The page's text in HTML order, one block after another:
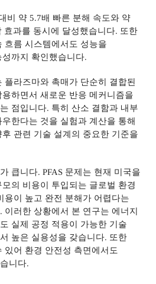
비 약5.7배 빠른 분해 속도와 약
효과를 동시에 달성했습니다. 또한
흐름 시스템에서도 성능을
까지 확인했습니다.
플라즈마와 촉매가 단순히 결합된
하면서 새로운 반응 메커니즘을
점입니다. 특히 산소 결함과 내부
한다는 것을 실험과 계산을 통해
후 관련 기술 설계의 중요한 기준을
큽니다. PFAS 문제는 현재 미국을
의 비용이 투입되는 글로벌 환경
용이 높고 완전 분해가 어렵다는
. 이러한 상황에서 본 연구는 에너지
실제 공정 적용이 가능한 기술
높은 실용성을 갖습니다. 또한
있어 환경 안전성 측면에서도
니다.